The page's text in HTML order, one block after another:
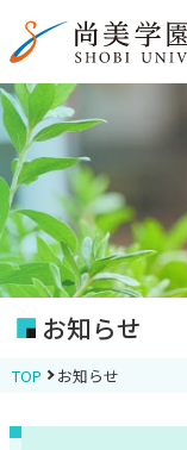
お知らせ
TOP お知らせ